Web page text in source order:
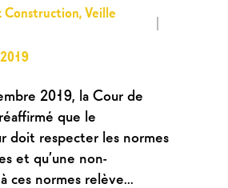
Construction,Veille
2019, la Cour de
que le
doit respecter les normes
et qu’une non-
ces normes relève...